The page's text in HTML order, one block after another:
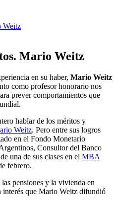
Mario Weitz
en su haber, Mario Weitz
como profesor honorario nos
prever comportamientos que
hablar de los méritos y
Weitz. Pero entre sus logros
en el Fondo Monetario
Consultor del Banco
una de sus clases en el MBA
febrero.
pensiones y la vivienda en
interés que Mario Weitz difundió